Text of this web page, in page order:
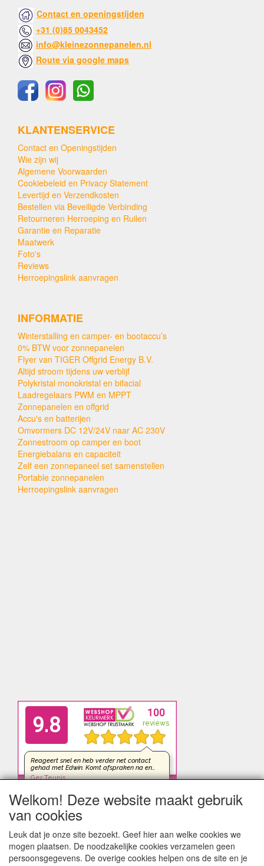
Contact en openingstijden
+31 (0)85 0043452
info@kleinezonnepanelen.nl
Route via google maps
KLANTENSERVICE
Contact en Openingstijden
Wie zijn wij
Algemene Voorwaarden
Cookiebeleid en Privacy Statement
Levertijd en Verzendkosten
Bestellen via Beveiligde Verbinding
Retourneren Herroeping en Ruilen
Garantie en Reparatie
Maatwerk
Foto's
Reviews
Herroepingslink aanvragen
INFORMATIE
Winterstalling en camper- en bootaccu’s
0% BTW voor zonnepanelen
Flyer van TIGER Offgrid Energy B.V.
Altijd stroom tijdens uw verblijf
Polykristal monokristal en bifacial
Laadregelaars PWM en MPPT
Zonnepanelen en offgrid
Accu's en batterijen
Omvormers DC 12V/24V naar AC 230V
Zonnestroom op camper en boot
Energiebalans en capaciteit
Zelf een zonnepaneel set samenstellen
Portable zonnepanelen
Herroepingslink aanvragen
Welkom! Deze website maakt gebruik
van cookies
Leuk dat je onze site bezoekt. Geef hier aan welke cookies we
mogen plaatsen. De noodzakelijke cookies verzamelen geen
persoonsgegevens. De overige cookies helpen ons de site en je